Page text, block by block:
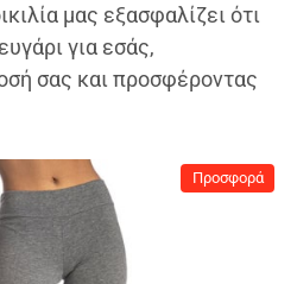
μας εξασφαλίζει ότι
για εσάς,
σας και προσφέροντας
Προσφορά